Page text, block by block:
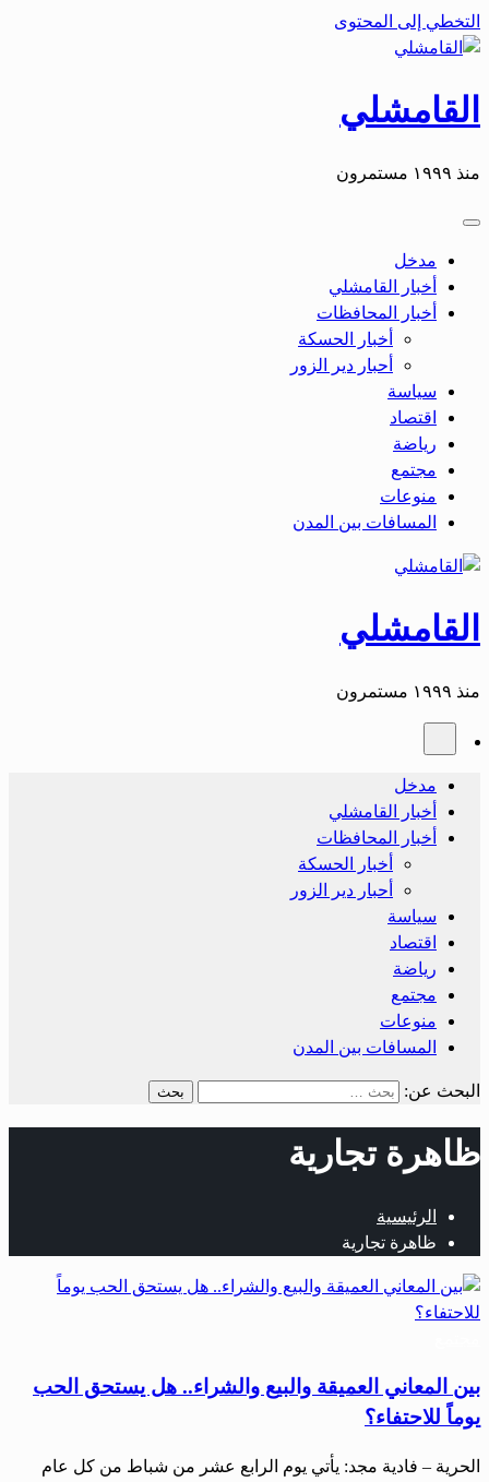
التخطي إلى المحتوى
القامشلي
منذ ١٩٩٩ مستمرون
مدخل
أخبار القامشلي
أخبار المحافظات
أخبار الحسكة
أحبار دير الزور
سياسة
اقتصاد
رياضة
مجتمع
منوعات
المسافات بين المدن
القامشلي
منذ ١٩٩٩ مستمرون
مدخل
أخبار القامشلي
أخبار المحافظات
أخبار الحسكة
أحبار دير الزور
سياسة
اقتصاد
رياضة
مجتمع
منوعات
المسافات بين المدن
البحث عن:
‏ظاهرة تجارية
الرئيسية
‏ظاهرة تجارية
بين المعاني العميقة والبيع والشراء.. هل يستحق الحب
يوماً للاحتفاء؟
‏‏الحرية – فادية مجد: ‏‏يأتي يوم الرابع عشر من شباط من كل عام